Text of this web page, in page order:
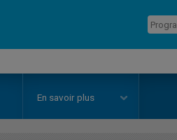
En savoir plus